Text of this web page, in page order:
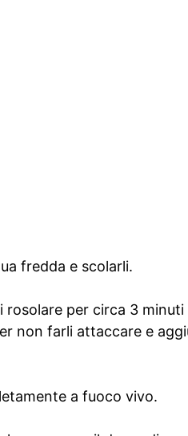
fredda e scolarli.
per circa 3
non farli attaccare e
a fuoco vivo.